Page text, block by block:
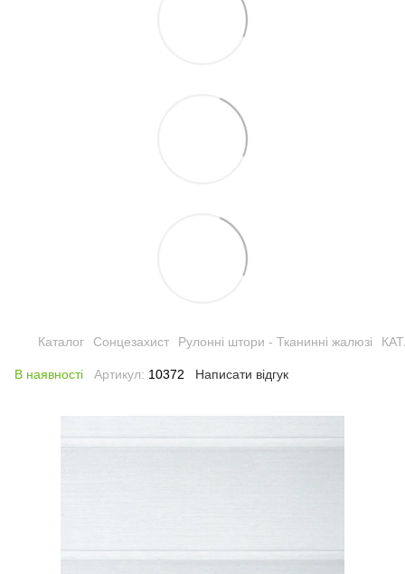
Каталог Сонцезахист Рулонні штори - Тканинні жалюзі
В наявності Артикул: 10372 Написати відгук